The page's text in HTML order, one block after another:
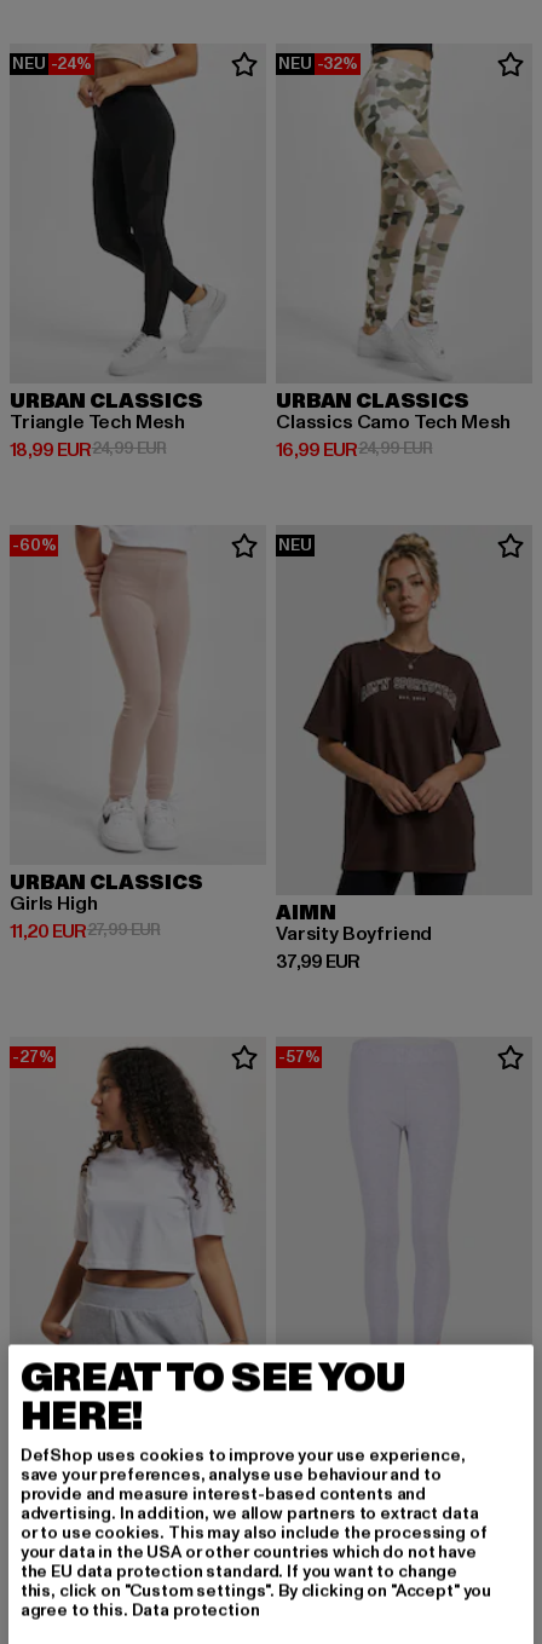
NEU -24%
URBAN CLASSICS
Triangle Tech Mesh
18,99 EUR
Derzeitiger Preis: 18,99 EUR
24,99 EURAktionspreis: 24,99 EUR
NEU -32%
URBAN CLASSICS
Classics Camo Tech Mesh
16,99 EUR
Derzeitiger Preis: 16,99 EUR
24,99 EURAktionspreis:
-60%
URBAN CLASSICS
Girls High
11,20 EUR
Derzeitiger Preis: 11,20 EUR
27,99 EURAktionspreis: 27,99 EUR
NEU
AIMN
Varsity Boyfriend
37,99 EUR
Derzeitiger Preis: 37,99 EUR
-27%
URBAN CLASSICS
Girls Short Kimono
10,94 EUR
Derzeitiger Preis: ab 10,94 EUR
-57%
Air Favorites
15,05 EUR
Derzeitiger Preis: 15,05 EUR
34,99 EURAktionspreis:
Laufkleidung: Dein perfekter Begleiter für jede
Laufstrecke
GREAT TO SEE YOU
HERE!
DefShop uses cookies to improve your use experience,
save your preferences, analyse use behaviour and to
provide and measure interest-based contents and
advertising. In addition, we allow partners to extract data
or to use cookies. This may also include the processing of
your data in the USA or other countries which do not have
the EU data protection standard. If you want to change
this, click on "Custom settings". By clicking on "Accept" you
agree to this. Data protection